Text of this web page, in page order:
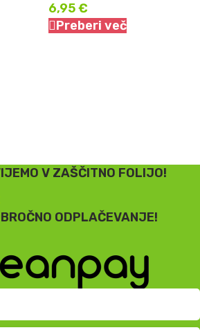
6,95€
Preberi več
V ZAŠČITNO FOLIJO!
ODPLAČEVANJE!